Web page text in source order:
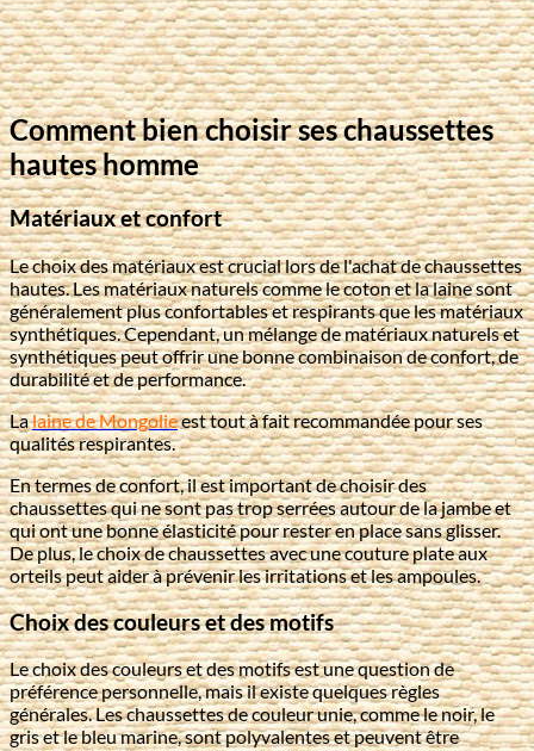
Comment bien choisir ses chaussettes
hautes homme
Matériaux et confort
Le choix des matériaux est crucial lors de l'achat de chaussettes
hautes. Les matériaux naturels comme le coton et la laine sont
généralement plus confortables et respirants que les matériaux
synthétiques. Cependant, un mélange de matériaux naturels et
synthétiques peut offrir une bonne combinaison de confort, de
durabilité et de performance.
Lalaine de Mongolieest tout à fait recommandée pour ses
qualités respirantes.
En termes de confort, il est important de choisir des
chaussettes qui ne sont pas trop serrées autour de la jambe et
qui ont une bonne élasticité pour rester en place sans glisser.
De plus, le choix de chaussettes avec une couture plate aux
orteils peut aider à prévenir les irritations et les ampoules.
Choix des couleurs et des motifs
Le choix des couleurs et des motifs est une question de
préférence personnelle, mais il existe quelques règles
générales. Les chaussettes de couleur unie, comme le noir, le
gris et le bleu marine, sont polyvalentes et peuvent être